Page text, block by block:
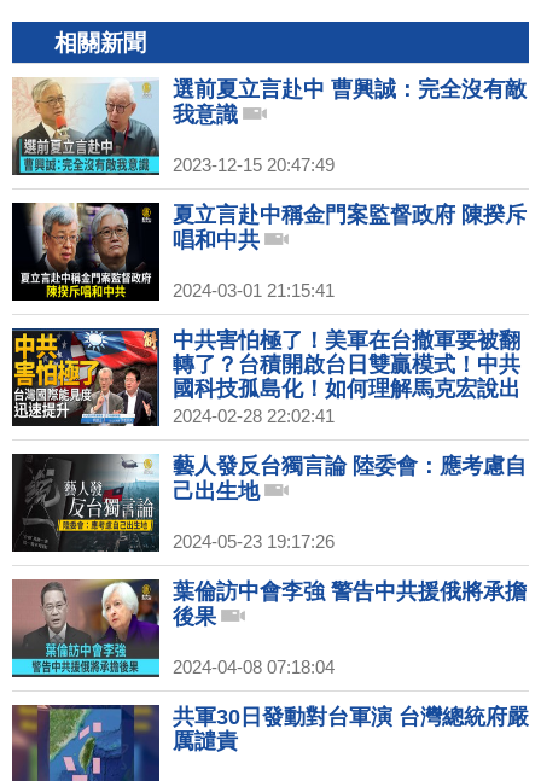
相關新聞
選前夏立言赴中 曹興誠：完全沒有敵
我意識
2023-12-15 20:47:49
夏立言赴中稱金門案監督政府 陳揆斥
唱和中共
2024-03-01 21:15:41
中共害怕極了！美軍在台撤軍要被翻
轉了？台積開啟台日雙贏模式！中共
國科技孤島化！如何理解馬克宏說出
兵烏克蘭？習近平心虛根本無暇搞經
濟工作！｜明居正｜矢板明夫｜新聞
大破解 【2024年2月28日】
2024-02-28 22:02:41
藝人發反台獨言論 陸委會：應考慮自
己出生地
2024-05-23 19:17:26
葉倫訪中會李強 警告中共援俄將承擔
後果
2024-04-08 07:18:04
共軍30日發動對台軍演 台灣總統府嚴
厲譴責